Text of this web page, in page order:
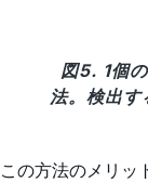
図5. 1個
法。検出す
この方法のメリッ